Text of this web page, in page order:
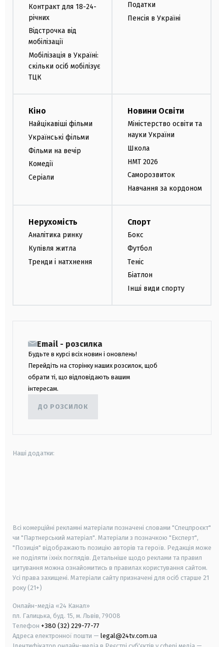
Контракт для 18-24-
річних
Відстрочка від
мобілізації
Мобілізація в Україні:
скільки осіб мобілізує
ТЦК
Податки
Пенсія в Україні
Кіно
Найцікавіші фільми
Українські фільми
Фільми на вечір
Комедії
Серіали
Новини Освіти
Міністерство освіти та
науки України
Школа
НМТ 2026
Саморозвиток
Навчання за кордоном
Нерухомість
Аналітика ринку
Купівля житла
Тренди і натхнення
Спорт
Бокс
Футбол
Теніс
Біатлон
Інші види спорту
Email - розсилка
Будьте в курсі всіх новин і оновлень!
Перейдіть на сторінку наших розсилок, щоб
обрати ті, що відповідають вашим
інтересам.
ДО РОЗСИЛОК
Наші додатки:
Всі комерційні рекламні матеріали позначені словами "Спецпроєкт"
чи "Партнерський матеріал". Матеріали з позначкою "Експерт",
"Позиція" відображають позицію авторів та героїв. Редакція може
не поділяти їхніх поглядів. Детальніше щодо реклами та правил
цитування можна ознайомитись в правилах користування сайтом.
Усі права захищені. Матеріали сайту призначені для осіб старше 21
року (21+)
Онлайн-медіа «24 Канал»
пл. Галицька, буд. 15, м. Львів, 79008
Телефон +380 (32) 229-77-77
Адреса електронної пошти — legal@24tv.com.ua